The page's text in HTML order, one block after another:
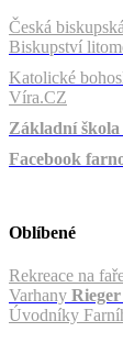
Česká
Biskupství
Katolické
Víra.CZ
Základní
Facebook
Oblíbené
Rekreace na
Varhany
Úvodníky